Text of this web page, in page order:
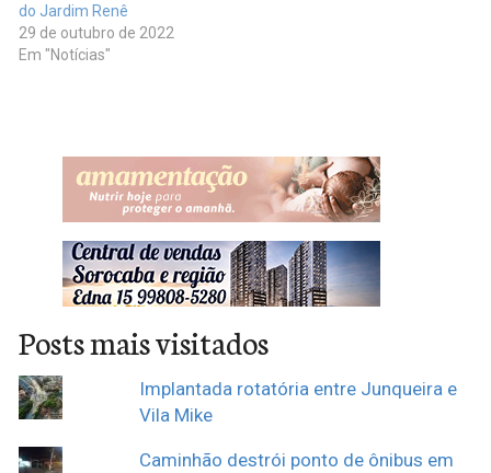
do Jardim Renê
29 de outubro de 2022
Em "Notícias"
Posts mais visitados
Implantada rotatória entre Junqueira e
Vila Mike
Caminhão destrói ponto de ônibus em